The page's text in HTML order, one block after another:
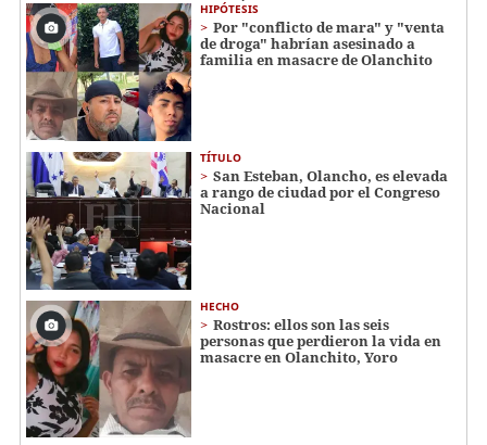
HIPÓTESIS
Por "conflicto de mara" y "venta
de droga" habrían asesinado a
familia en masacre de Olanchito
TÍTULO
San Esteban, Olancho, es elevada
a rango de ciudad por el Congreso
Nacional
HECHO
Rostros: ellos son las seis
personas que perdieron la vida en
masacre en Olanchito, Yoro